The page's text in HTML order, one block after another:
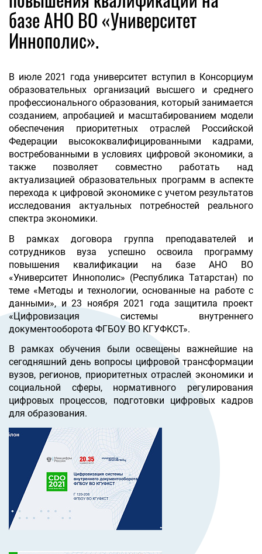
базе АНО ВО «Университет
Иннополис».
В июле 2021 года университет вступил в Консорциум
образовательных организаций высшего и среднего
профессионального образования, который занимается
созданием, апробацией и масштабированием модели
обеспечения приоритетных отраслей Российской
Федерации высококвалифицированными кадрами,
востребованными в условиях цифровой экономики, а
также позволяет совместно работать над
актуализацией образовательных программ в аспекте
перехода к цифровой экономике с учетом результатов
исследования актуальных потребностей реального
спектра экономики.
В рамках договора группа преподавателей и
сотрудников вуза успешно освоила программу
повышения квалификации на базе АНО ВО
«Университет Иннополис» (Республика Татарстан) по
теме «Методы и технологии, основанные на работе с
данными», и 23 ноября 2021 года защитила проект
«Цифровизация системы внутреннего
документооборота ФГБОУ ВО КГУФКСТ».
В рамках обучения были освещены важнейшие на
сегодняшний день вопросы цифровой трансформации
вузов, регионов, приоритетных отраслей экономики и
социальной сферы, нормативного регулирования
цифровых процессов, подготовки цифровых кадров
для образования.